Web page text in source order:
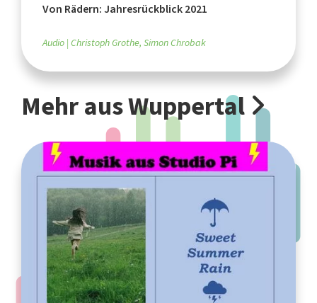
Von Rädern: Jahresrückblick 2021
Audio Christoph Grothe, Simon Chrobak
Mehr aus Wuppertal